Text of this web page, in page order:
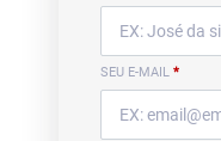
SEU E-MAIL *